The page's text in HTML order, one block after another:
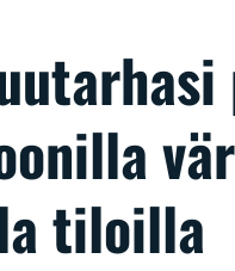
tiloilla